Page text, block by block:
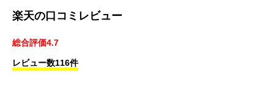
楽天の口コミレビュー
総合評価4.7
レビュー数116件